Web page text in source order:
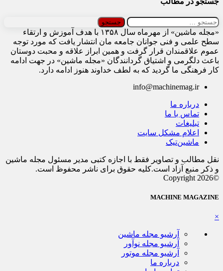
جستجو
برای:
«مجله ماشین» از مهرماه سال ۱۳۵۸ با هدف آموزش و ارتقاء
سطح علمی و فنی جوانان جامعه مان انتشار یافت که مورد توجه
عموم علاقمندان قرار گرفت و همین ابراز علاقه و محبت دوستان
باعث دلگرمی و اشتیاق گردانندگان «مجله ماشین» در جهت ادامه
کار فرهنگی ما گردید که به لطف خداوند هنوز ادامه دارد.
info@machinemag.ir
درباره ما
تماس با ما
تبلیغات
اعلام مشکل سایت
ماشین‌تیک
نقل مطالب و تصاویر فقط با اجازه کتبی مدیر مسئول مجله ماشین
و ذکر منبع آزاد است.کلیه حقوق برای ناشر محفوظ است.
©Copyright 2026
MACHINE MAGAZINE
×
آرشیو مجله ماشین
آرشیو مجله نوآور
آرشیو مجله موتور
درباره ما